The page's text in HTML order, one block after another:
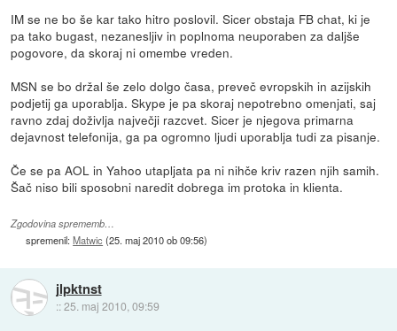
IM se ne bo še kar tako hitro poslovil. Sicer obstaja FB chat, ki je
pa tako bugast, nezanesljiv in poplnoma neuporaben za daljše
pogovore, da skoraj ni omembe vreden.
MSN se bo držal še zelo dolgo časa, preveč evropskih in azijskih
podjetij ga uporablja. Skype je pa skoraj nepotrebno omenjati, saj
ravno zdaj doživlja največji razcvet. Sicer je njegova primarna
dejavnost telefonija, ga pa ogromno ljudi uporablja tudi za pisanje.
Če se pa AOL in Yahoo utapljata pa ni nihče kriv razen njih samih.
Šač niso bili sposobni naredit dobrega im protoka in klienta.
Zgodovina sprememb…
spremenil:Matwic (25. maj 2010 ob 09:56)
jlpktnst
::25. maj 2010, 09:59